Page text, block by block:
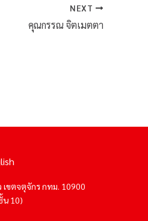
NEXT
คุณกรรณ จิตเมตตา
ขตจตุจักร กทม. 10900
น 10)